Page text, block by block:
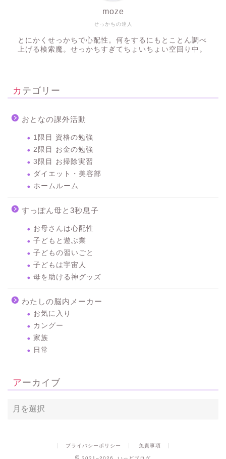
せっかちの達人
moze
とにかくせっかちで心配性。何をするにもとことん調べ
上げる検索魔。せっかちすぎてちょいちょい空回り中。
カテゴリー
おとなの課外活動
1限目 資格の勉強
2限目 お金の勉強
3限目 お掃除実習
ダイエット・美容部
ホームルーム
すっぽん母と3秒息子
お母さんは心配性
子どもと遊ぶ業
子どもの習いごと
子どもは宇宙人
母を助ける神グッズ
わたしの脳内メーカー
お気に入り
カングー
家族
日常
アーカイブ
プライバシーポリシー 免責事項